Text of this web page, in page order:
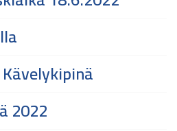
2022